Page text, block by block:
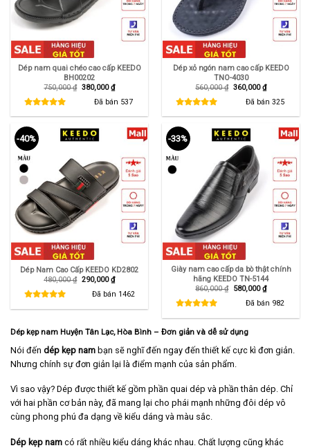
Dép nam quai chéo cao cấp KEEDO
BH00202
750,000₫ Giá
750,000 ₫.
380,000₫Giá
hiện
tại
là:
380,000 ₫.
Đã bán 537
Dép xỏ ngón nam cao cấp KEEDO
TNO-4030
560,000₫ Giá
560,000 ₫.
360,000₫Giá
hiện
tại
là:
360,000 ₫.
Đã bán 325
-40%
Dép Nam Cao Cấp KEEDO KD2802
480,000₫ Giá
290,000₫Giá
hiện
tại
Đã bán 1462
-33%
Giày nam cao cấp da bò thật chính
hãng KEEDO TN-5144
860,000₫ Giá
580,000₫Giá
hiện
tại
Đã bán 982
Dép kẹp nam Huyện Tân Lạc, Hòa Bình – Đơn giản và dễ sử dụng
Nói đến dép kẹp nam bạn sẽ nghĩ đến ngay đến thiết kế cực kì đơn giản.
Nhưng chính sự đơn giản lại là điểm mạnh của sản phẩm.
Vì sao vậy? Dép được thiết kế gồm phần quai dép và phần thân dép. Chỉ
với hai phần cơ bản này, đã mang lại cho phái mạnh những đôi dép vô
cùng phong phú đa dạng về kiểu dáng và màu sắc.
Dép kẹp nam có rất nhiều kiểu dáng khác nhau. Chất lượng cũng khác